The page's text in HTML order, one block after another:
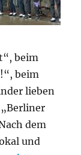
beim
beim
lieben
dem
und